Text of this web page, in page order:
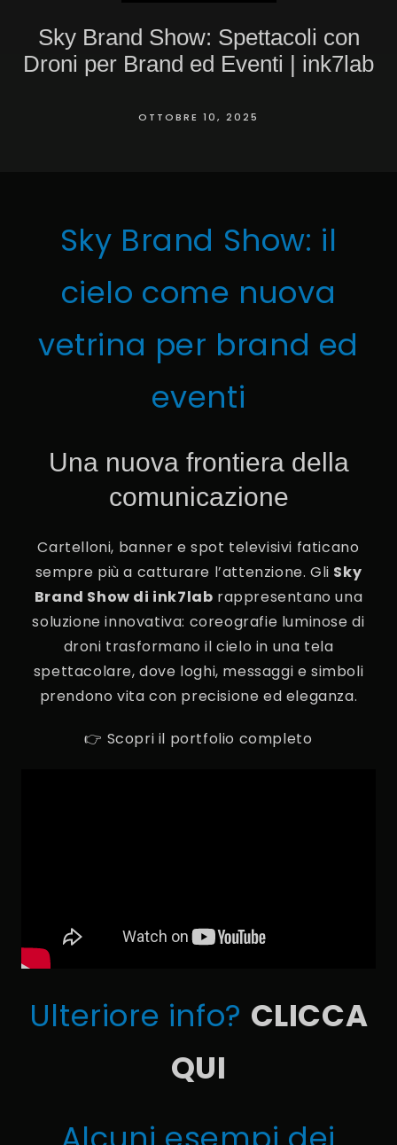
Sky Brand Show: Spettacoli con
Droni per Brand ed Eventi | ink7lab
OTTOBRE 10, 2025
Sky Brand Show: il
cielo come nuova
vetrina per brand ed
eventi
Una nuova frontiera della
comunicazione
Cartelloni, banner e spot televisivi faticano
sempre più a catturare l’attenzione. Gli Sky
Brand Show di ink7lab rappresentano una
soluzione innovativa: coreografie luminose di
droni trasformano il cielo in una tela
spettacolare, dove loghi, messaggi e simboli
prendono vita con precisione ed eleganza.
👉 Scopri il portfolio completo
Ulteriore info? CLICCA
QUI